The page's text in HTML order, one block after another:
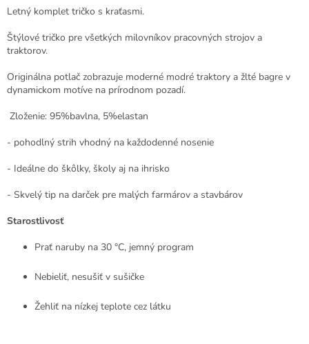
Letný komplet tričko s kraťasmi.
Štýlové tričko pre všetkých milovníkov pracovných strojov a
traktorov.
Originálna potlač zobrazuje moderné modré traktory a žlté bagre v
dynamickom motíve na prírodnom pozadí.
Zloženie: 95%bavlna, 5%elastan
- pohodlný strih vhodný na každodenné nosenie
- Ideálne do škôlky, školy aj na ihrisko
- Skvelý tip na darček pre malých farmárov a stavbárov
Starostlivosť
Prať naruby na 30 °C, jemný program
Nebieliť, nesušiť v sušičke
Žehliť na nízkej teplote cez látku